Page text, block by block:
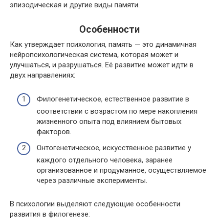
эпизодическая и другие виды памяти.
Особенности
Как утверждает психология, память — это динамичная
нейропсихологическая система, которая может и
улучшаться, и разрушаться. Её развитие может идти в
двух направлениях:
Филогенетическое, естественное развитие в
соответствии с возрастом по мере накопления
жизненного опыта под влиянием бытовых
факторов.
Онтогенетическое, искусственное развитие у
каждого отдельного человека, заранее
организованное и продуманное, осуществляемое
через различные эксперименты.
В психологии выделяют следующие особенности
развития в филогенезе: